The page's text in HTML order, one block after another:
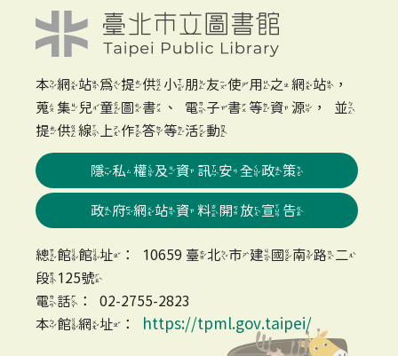
本網站為提供小朋友使用之網站，
蒐集兒童圖書、電子書等資源，並
提供線上作答等活動
隱私權及資訊安全政策
政府網站資料開放宣告
總館館址：10659 臺北市建國南路二
段125號
電話：02-2755-2823
本館網址：
https://tpml.gov.taipei/